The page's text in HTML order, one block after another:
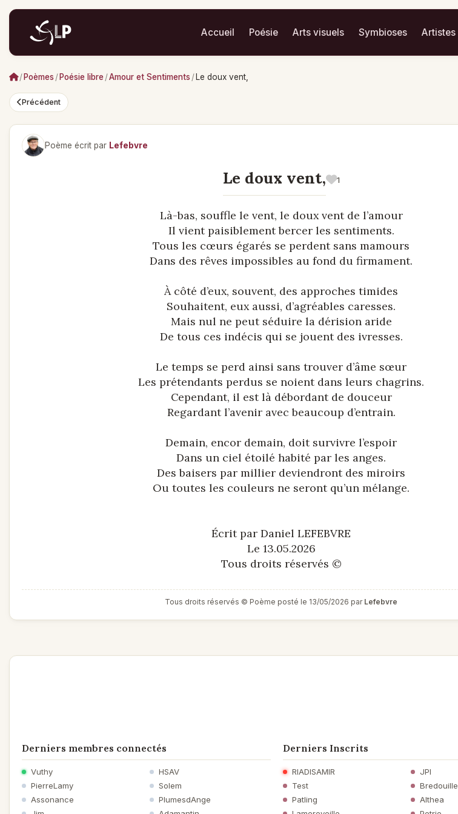
Accueil Poésie Arts visuels Symbioses Artistes
/ Poèmes / Poésie libre/Amour et Sentiments / Le doux vent,
Précédent
Poème écrit par Lefebvre
Le doux vent, 1
Là-bas, souffle le vent, le doux vent de l’amour
Il vient paisiblement bercer les sentiments.
Tous les cœurs égarés se perdent sans mamours
Dans des rêves impossibles au fond du firmament.
À côté d’eux, souvent, des approches timides
Souhaitent, eux aussi, d’agréables caresses.
Mais nul ne peut séduire la dérision aride
De tous ces indécis qui se jouent des ivresses.
Le temps se perd ainsi sans trouver d’âme sœur
Les prétendants perdus se noient dans leurs chagrins.
Cependant, il est là débordant de douceur
Regardant l’avenir avec beaucoup d’entrain.
Demain, encor demain, doit survivre l’espoir
Dans un ciel étoilé habité par les anges.
Des baisers par millier deviendront des miroirs
Ou toutes les couleurs ne seront qu’un mélange.
Écrit par Daniel LEFEBVRE
Le 13.05.2026
Tous droits réservés ©
Tous droits réservés © Poème posté le 13/05/2026 par Lefebvre
Derniers membres connectés
Vuthy
HSAV
PierreLamy
Solem
Assonance
PlumesdAnge
Derniers Inscrits
RIADISAMIR
JPI
Test
Bredouille
Patling
Althea